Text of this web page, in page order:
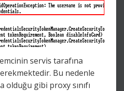
servis tarafına
Bu nedenle
olduğu gibi proxy sınıfı